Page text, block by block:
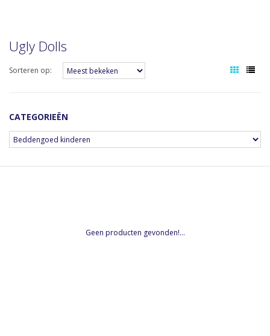
Ugly Dolls
Sorteren op:
CATEGORIEËN
Geen producten gevonden!...